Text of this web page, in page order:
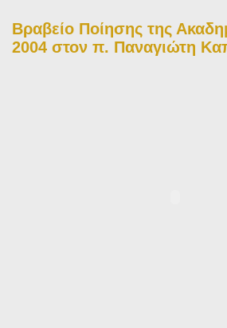
Βραβείο Ποίησης της
2004 στον π. Παναγιώτη